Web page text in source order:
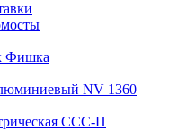
Фишка
NV 1360
ССС-П